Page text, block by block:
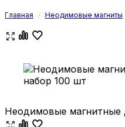
Главная / Неодимовые магниты
Неодимовые магнитные